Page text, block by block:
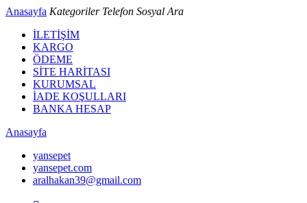
Anasayfa Kategoriler Telefon Sosyal Ara
İLETİŞİM
KARGO
ÖDEME
SİTE HARİTASI
KURUMSAL
İADE KOŞULLARI
BANKA HESAP
Anasayfa
yansepet
yansepet.com
aralhakan39@gmail.com